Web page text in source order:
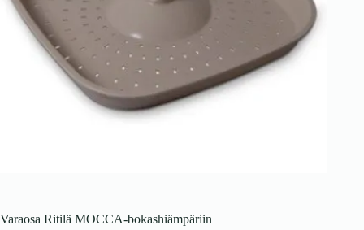
Varaosa Ritilä MOCCA-bokashiämpäriin